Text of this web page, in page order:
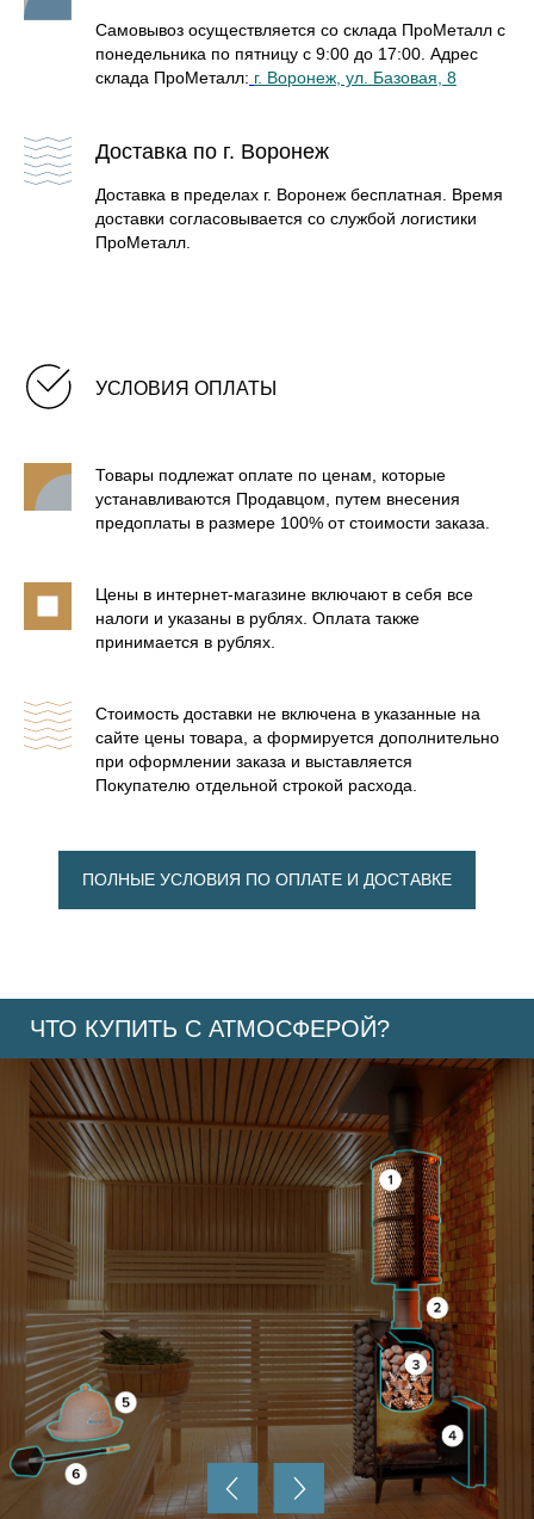
Самовывоз осуществляется со склада ПроМеталл с
понедельника по пятницу с 9:00 до 17:00. Адрес
склада ПроМеталл: г. Воронеж, ул. Базовая, 8
Доставка по г. Воронеж
Доставка в пределах г. Воронеж бесплатная. Время
доставки согласовывается со службой логистики
ПроМеталл.
УСЛОВИЯ ОПЛАТЫ
Товары подлежат оплате по ценам, которые
устанавливаются Продавцом, путем внесения
предоплаты в размере 100% от стоимости заказа.
Цены в интернет-магазине включают в себя все
налоги и указаны в рублях. Оплата также
принимается в рублях.
Стоимость доставки не включена в указанные на
сайте цены товара, а формируется дополнительно
при оформлении заказа и выставляется
Покупателю отдельной строкой расхода.
ПОЛНЫЕ УСЛОВИЯ ПО ОПЛАТЕ И ДОСТАВКЕ